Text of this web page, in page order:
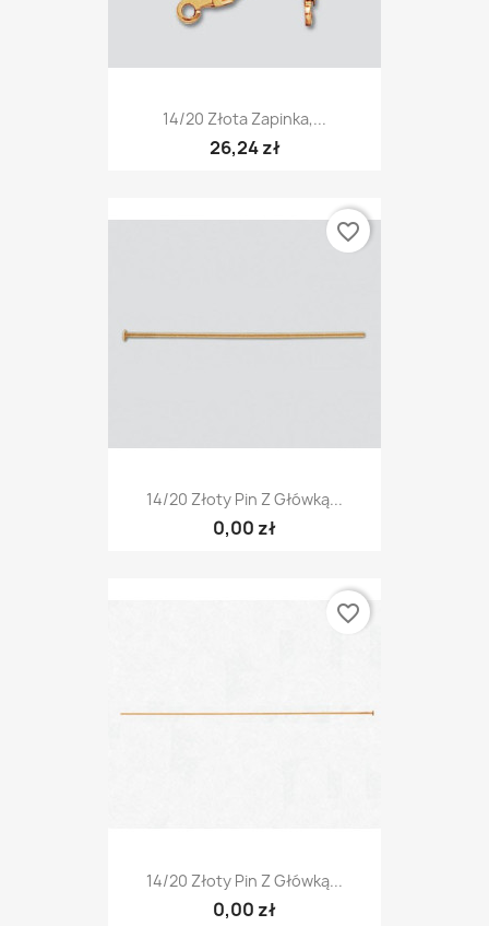
14/20 Złota Zapinka,...
26,24 zł
14/20 Złoty Pin Z Główką...
0,00 zł
favorite_border
14/20 Złoty Pin Z Główką...
0,00 zł
favorite_border